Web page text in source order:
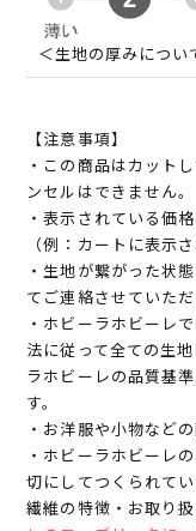
＜生地の厚みについ
【注意事項】
・この商品はカット
ンセルはできません。
・表示されている価
（例：カートに表示
・生地が繋がった状
てご連絡させていただ
・ホビーラホビーレ
法に従って全ての生
ラホビーレの品質基
す。
・お洋服や小物など
・ホビーラホビーレ
切にしてつくられて
繊維の特徴・お取り